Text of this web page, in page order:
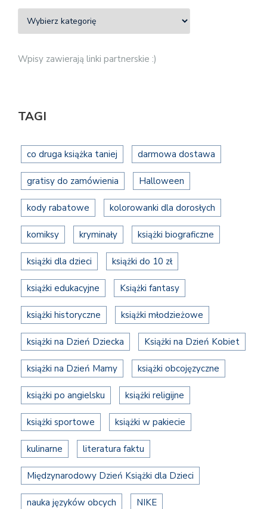
Wpisy zawierają linki partnerskie :)
TAGI
co druga książka taniej darmowa dostawa
gratisy do zamówienia Halloween
kody rabatowe kolorowanki dla dorosłych
komiksy kryminały książki biograficzne
książki dla dzieci książki do 10 zł
książki edukacyjne Książki fantasy
książki historyczne książki młodzieżowe
książki na Dzień Dziecka Książki na Dzień Kobiet
książki na Dzień Mamy książki obcojęzyczne
książki po angielsku książki religijne
książki sportowe książki w pakiecie
kulinarne literatura faktu
Międzynarodowy Dzień Książki dla Dzieci
nauka języków obcych NIKE